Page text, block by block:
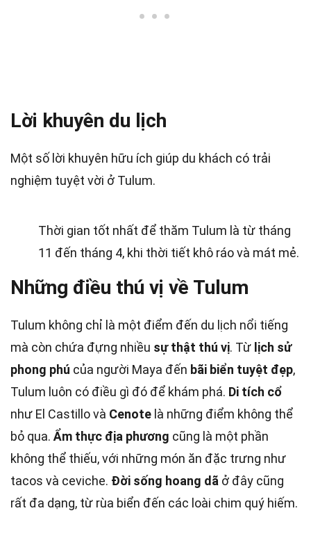
Lời khuyên du lịch
Một số lời khuyên hữu ích giúp du khách có trải
nghiệm tuyệt vời ở Tulum.
Thời gian tốt nhất để thăm Tulum là từ tháng
11 đến tháng 4, khi thời tiết khô ráo và mát mẻ.
Những điều thú vị về Tulum
Tulum không chỉ là một điểm đến du lịch nổi tiếng
mà còn chứa đựng nhiều sự thật thú vị. Từ lịch sử
phong phú của người Maya đến bãi biển tuyệt đẹp,
Tulum luôn có điều gì đó để khám phá. Di tích cổ
như El Castillo và Cenote là những điểm không thể
bỏ qua. Ẩm thực địa phương cũng là một phần
không thể thiếu, với những món ăn đặc trưng như
tacos và ceviche. Đời sống hoang dã ở đây cũng
rất đa dạng, từ rùa biển đến các loài chim quý hiếm.